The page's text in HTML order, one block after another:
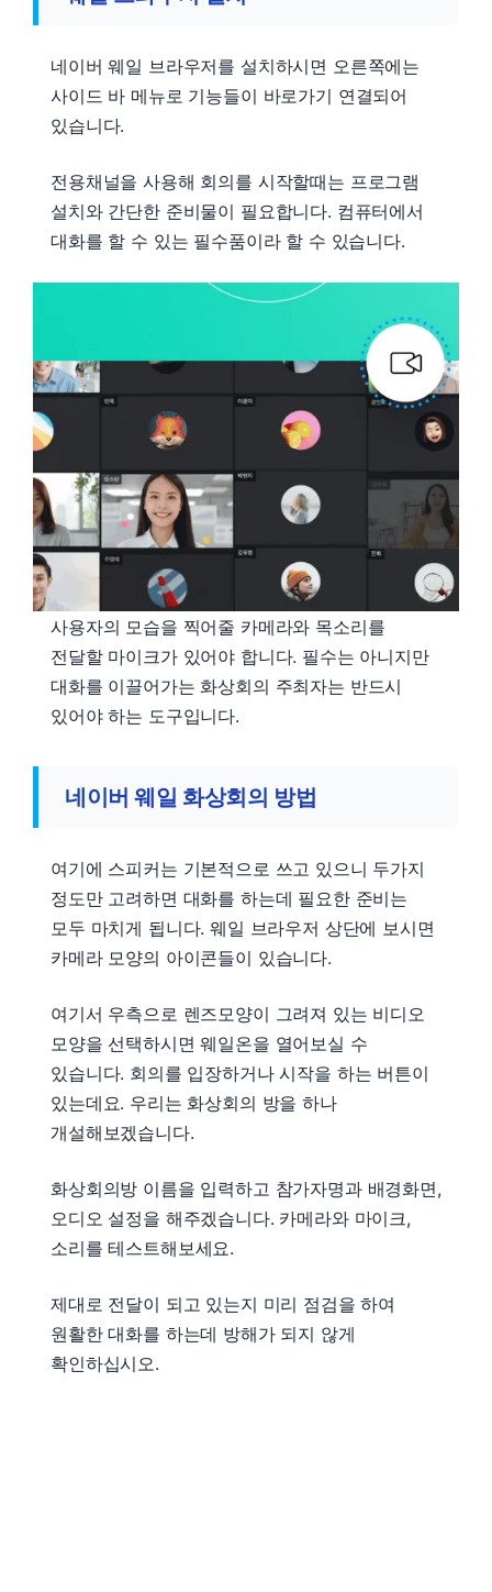
네이버 웨일 브라우저를 설치하시면 오른쪽에는
사이드 바 메뉴로 기능들이 바로가기 연결되어
있습니다.
전용채널을 사용해 회의를 시작할때는 프로그램
설치와 간단한 준비물이 필요합니다. 컴퓨터에서
대화를 할 수 있는 필수품이라 할 수 있습니다.
사용자의 모습을 찍어줄 카메라와 목소리를
전달할 마이크가 있어야 합니다. 필수는 아니지만
대화를 이끌어가는 화상회의 주최자는 반드시
있어야 하는 도구입니다.
네이버 웨일 화상회의 방법
여기에 스피커는 기본적으로 쓰고 있으니 두가지
정도만 고려하면 대화를 하는데 필요한 준비는
모두 마치게 됩니다. 웨일 브라우저 상단에 보시면
카메라 모양의 아이콘들이 있습니다.
여기서 우측으로 렌즈모양이 그려져 있는 비디오
모양을 선택하시면 웨일온을 열어보실 수
있습니다. 회의를 입장하거나 시작을 하는 버튼이
있는데요. 우리는 화상회의 방을 하나
개설해보겠습니다.
화상회의방 이름을 입력하고 참가자명과 배경화면,
오디오 설정을 해주겠습니다. 카메라와 마이크,
소리를 테스트해보세요.
제대로 전달이 되고 있는지 미리 점검을 하여
원활한 대화를 하는데 방해가 되지 않게
확인하십시오.